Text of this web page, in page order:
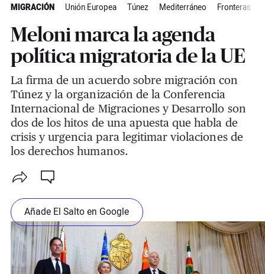
MIGRACIÓN Unión Europea Túnez Mediterráneo Fronteras
Meloni marca la agenda
política migratoria de la UE
La firma de un acuerdo sobre migración con
Túnez y la organización de la Conferencia
Internacional de Migraciones y Desarrollo son
dos de los hitos de una apuesta que habla de
crisis y urgencia para legitimar violaciones de
los derechos humanos.
Añade El Salto en Google